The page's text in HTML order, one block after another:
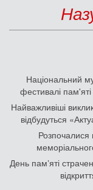
Національний
фестивалі
Найважливіші
відбудуться
Розпочалися
День памʼяті